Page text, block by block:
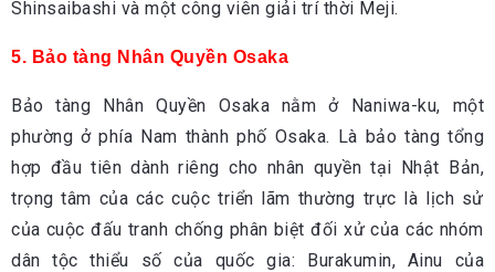
Shinsaibashi và một công viên giải trí thời Meji.
5. Bảo tàng Nhân Quyền Osaka
Bảo tàng Nhân Quyền Osaka nằm ở Naniwa-ku, một
phường ở phía Nam thành phố Osaka. Là bảo tàng tổng
hợp đầu tiên dành riêng cho nhân quyền tại Nhật Bản,
trọng tâm của các cuộc triển lãm thường trực là lịch sử
của cuộc đấu tranh chống phân biệt đối xử của các nhóm
dân tộc thiểu số của quốc gia: Burakumin, Ainu của